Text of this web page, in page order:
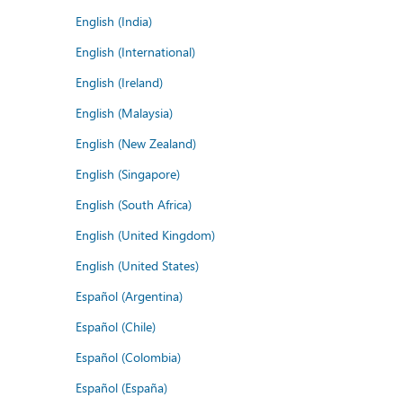
English (India)
English (International)
English (Ireland)
English (Malaysia)
English (New Zealand)
English (Singapore)
English (South Africa)
English (United Kingdom)
English (United States)
Español (Argentina)
Español (Chile)
Español (Colombia)
Español (España)